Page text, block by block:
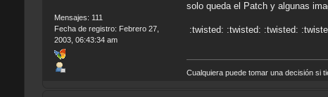
Mensajes: 111
Fecha de registro: Febrero 27,
2003, 06:43:34 am
solo queda el Patch y algunas
:twisted: :twisted: :twisted:
Cualquiera puede tomar una decisión si